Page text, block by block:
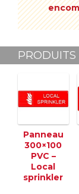
Panneau
300×100
PVC –
Local
sprinkler